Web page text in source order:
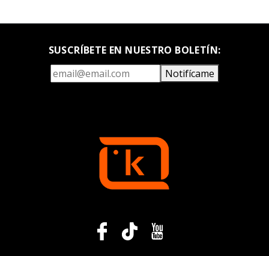
SUSCRÍBETE EN NUESTRO BOLETÍN:
Notifícame